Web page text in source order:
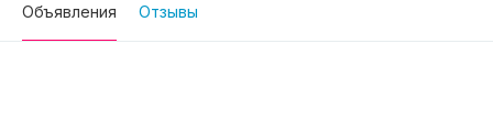
Объявления Отзывы